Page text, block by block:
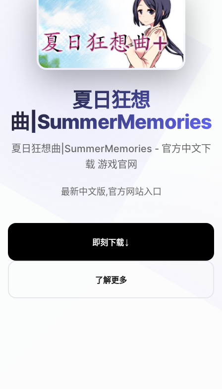
夏日狂想
曲|SummerMemories
夏日狂想曲|SummerMemories - 官方中文下
载 游戏官网
最新中文版,官方网站入口
即刻下载↓
了解更多